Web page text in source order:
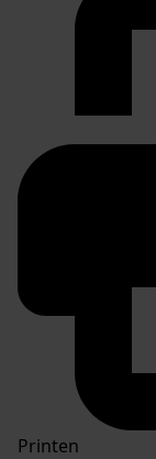
Printen